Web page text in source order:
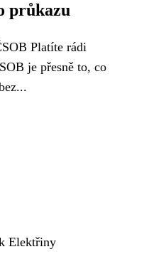
průkazu
Platíte rádi
je přesně to, co